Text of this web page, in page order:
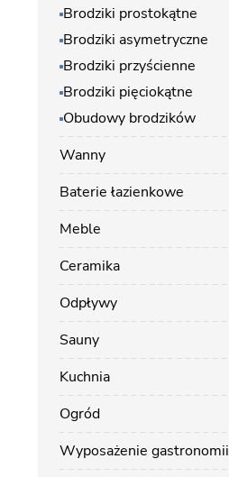
Brodziki prostokątne
Brodziki asymetryczne
Brodziki przyścienne
Brodziki pięciokątne
Obudowy brodzików
Wanny
Baterie łazienkowe
Meble
Ceramika
Odpływy
Sauny
Kuchnia
Ogród
Wyposażenie gastronomii